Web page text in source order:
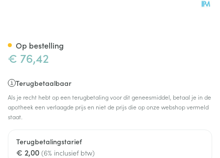
€ 76,42
Terugbetaalbaar
Als je recht hebt op een terugbetaling voor dit geneesmiddel, betaal je in de
apotheek een verlaagde prijs en niet de prijs die op onze webshop vermeld
staat.
Terugbetalingstarief
€ 2,00 (6% inclusief btw)
Op bestelling